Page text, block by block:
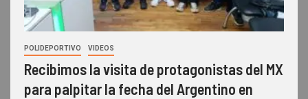
POLIDEPORTIVO VIDEOS
Recibimos la visita de protagonistas del MX
para palpitar la fecha del Argentino en